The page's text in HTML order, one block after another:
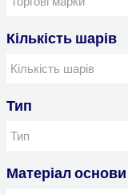
Кількість шарів
Тип
Матеріал основи